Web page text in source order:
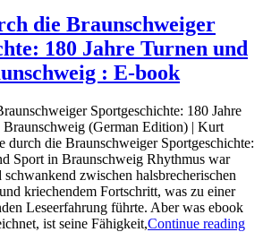
ESCUELA
DE
LA
LUNA
:
(EPUB,
PDF)“
die Braunschweiger
180 Jahre Turnen und
: E-book
Sportgeschichte: 180 Jahre
(German Edition) | Kurt
durch die Braunschweiger Sportgeschichte:
Sport in Braunschweig Rhythmus war
zwischen halsbrecherischen
kriechendem Fortschritt, was zu einer
Leseerfahrung führte. Aber was ebook
ist seine Fähigkeit,Continue reading